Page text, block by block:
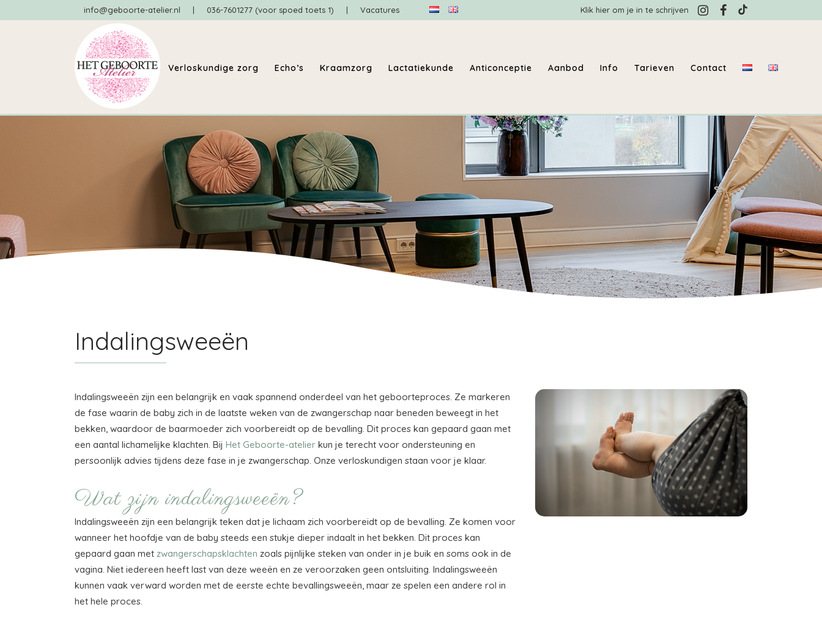
info@geboorte-atelier.nl | 036-7601277 (voor spoed toets 1) | Vacatures Klik hier om je in te schrijven
Verloskundige zorg Echo’s Kraamzorg Lactatiekunde Anticonceptie Aanbod Info Tarieven Contact
Indalingsweeën
Indalingsweeën zijn een belangrijk en vaak spannend onderdeel van het geboorteproces. Ze markeren
de fase waarin de baby zich in de laatste weken van de zwangerschap naar beneden beweegt in het
bekken, waardoor de baarmoeder zich voorbereidt op de bevalling. Dit proces kan gepaard gaan met
een aantal lichamelijke klachten. Bij Het Geboorte-atelier kun je terecht voor ondersteuning en
persoonlijk advies tijdens deze fase in je zwangerschap. Onze verloskundigen staan voor je klaar.
Wat zijn indalingsweeën?
Indalingsweeën zijn een belangrijk teken dat je lichaam zich voorbereidt op de bevalling. Ze komen voor
wanneer het hoofdje van de baby steeds een stukje dieper indaalt in het bekken. Dit proces kan
gepaard gaan met zwangerschapsklachten zoals pijnlijke steken van onder in je buik en soms ook in de
vagina. Niet iedereen heeft last van deze weeën en ze veroorzaken geen ontsluiting. Indalingsweeën
kunnen vaak verward worden met de eerste echte bevallingsweeën, maar ze spelen een andere rol in
het hele proces.